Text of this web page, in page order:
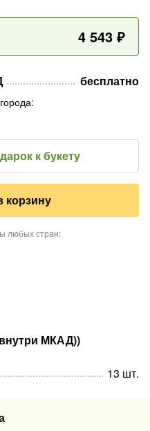
4 543 ₽
бесплатно
:
к букету
корзину
любых стран:
МКАД))
13 шт.